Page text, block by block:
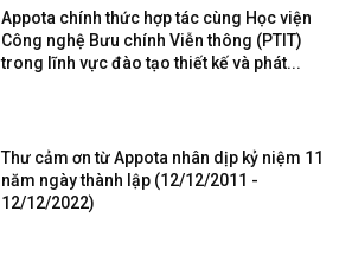
Appota chính thức hợp tác cùng Học viện
Công nghệ Bưu chính Viễn thông (PTIT)
trong lĩnh vực đào tạo thiết kế và phát...
Thư cảm ơn từ Appota nhân dịp kỷ niệm 11
năm ngày thành lập (12/12/2011 -
12/12/2022)